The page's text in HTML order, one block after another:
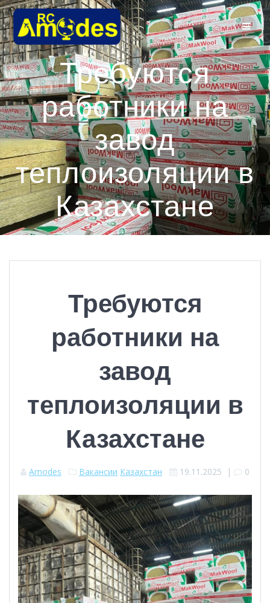
Перейти
к
контенту
Требуются
работники на
завод
теплоизоляции в
Казахстане
Требуются
работники на
завод
теплоизоляции в
Казахстане
Amodes Вакансии Казахстан 19.11.2025 | 0